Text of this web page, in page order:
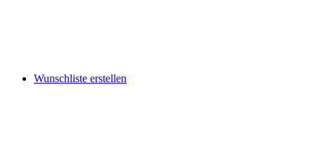
Wunschliste erstellen